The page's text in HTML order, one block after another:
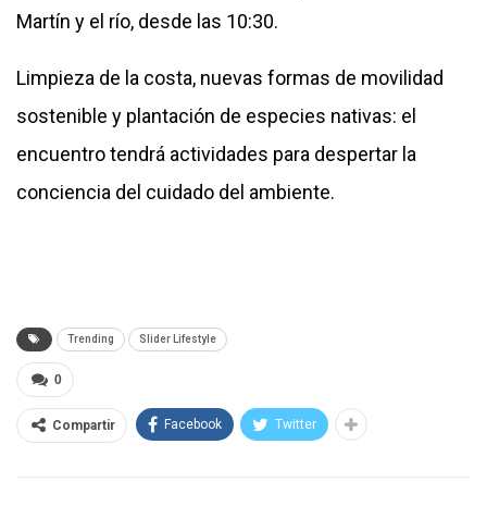
Martín y el río, desde las 10:30.
Limpieza de la costa, nuevas formas de movilidad
sostenible y plantación de especies nativas: el
encuentro tendrá actividades para despertar la
conciencia del cuidado del ambiente.
Trending Slider Lifestyle
0
Compartir Facebook Twitter